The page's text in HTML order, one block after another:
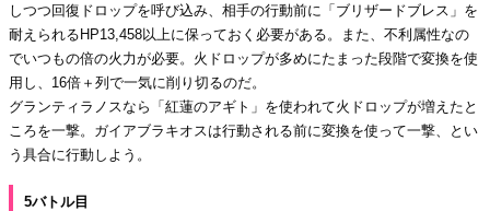
しつつ回復ドロップを呼び込み、相手の行動前に「ブリザードブレス」を
耐えられるHP13,458以上に保っておく必要がある。また、不利属性なの
でいつもの倍の火力が必要。火ドロップが多めにたまった段階で変換を使
用し、16倍＋列で一気に削り切るのだ。
グランティラノスなら「紅蓮のアギト」を使われて火ドロップが増えたと
ころを一撃。ガイアブラキオスは行動される前に変換を使って一撃、とい
う具合に行動しよう。
5バトル目